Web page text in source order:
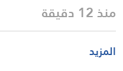
منذ 12 دقيقة
المزيد